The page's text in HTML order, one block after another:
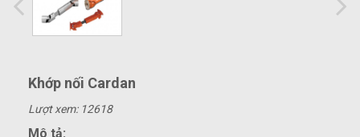
Khớp nối Cardan
Lượt xem: 12618
Mô tả: